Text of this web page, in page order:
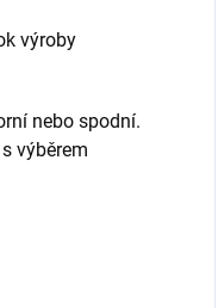
výroby
nebo spodní.
výběrem